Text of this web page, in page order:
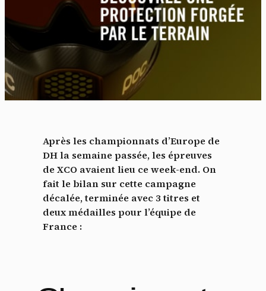
Après les championnats d’Europe de
DH la semaine passée, les épreuves
de XCO avaient lieu ce week-end. On
fait le bilan sur cette campagne
décalée, terminée avec 3 titres et
deux médailles pour l’équipe de
France :